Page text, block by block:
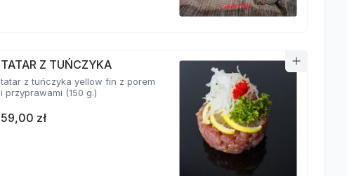
TATAR Z TUŃCZYKA
tatar z tuńczyka yellow fin z porem
i przyprawami (150 g.)
59,00 zł